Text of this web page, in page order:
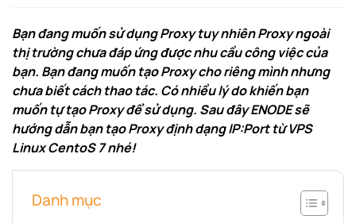
Bạn đang muốn sử dụng Proxy tuy nhiên Proxy ngoài
thị trường chưa đáp ứng được nhu cầu công việc của
bạn. Bạn đang muốn tạo Proxy cho riêng mình nhưng
chưa biết cách thao tác. Có nhiều lý do khiến bạn
muốn tự tạo Proxy để sử dụng. Sau đây ENODE sẽ
hướng dẫn bạn tạo Proxy định dạng IP:Port từ VPS
Linux CentoS 7 nhé!
Danh mục